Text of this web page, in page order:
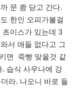
문 쾅 닫고 간다.
한인 오피가볼걸
초이스가 있는데 3
서 애들 없다고 그
면 죽빵 맞을것 같
습식 사우나에 강
라. 나오니 바로 들